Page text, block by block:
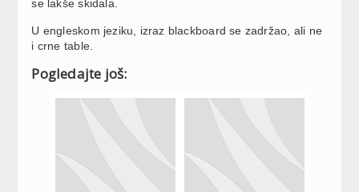
se lakše skidala.
U engleskom jeziku, izraz blackboard se zadržao, ali ne
i crne table.
Pogledajte još: